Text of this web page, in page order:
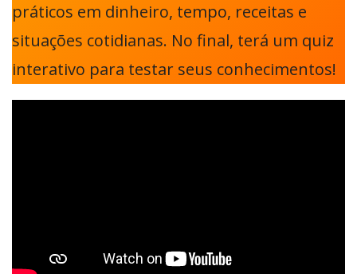
práticos em dinheiro, tempo, receitas e
situações cotidianas. No final, terá um quiz
interativo para testar seus conhecimentos!